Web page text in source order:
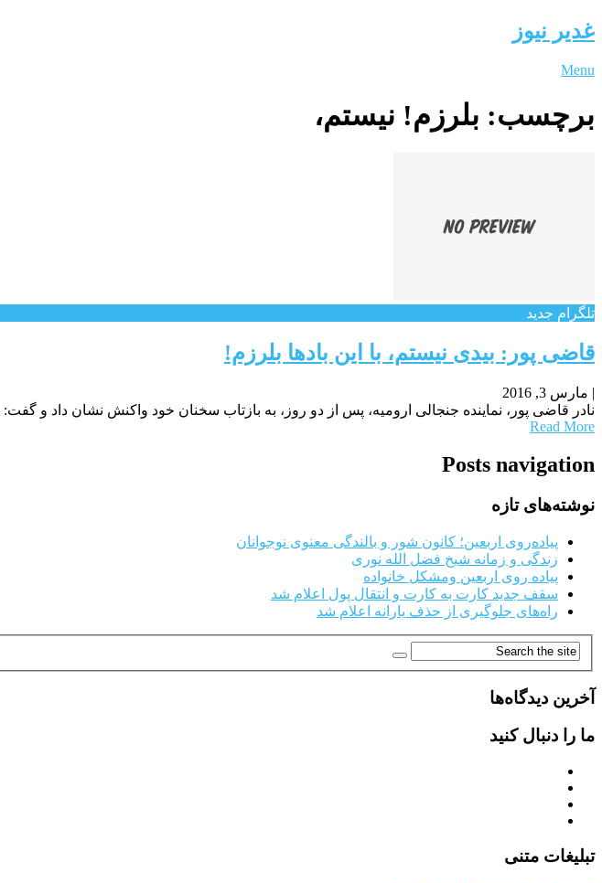
غدیر نیوز
Menu
برچسب: بلرزم! نیستم،
تلگرام جدید
قاضی پور: بیدی نیستم، با این بادها بلرزم!
| مارس 3, 2016
نادر قاضی پور، نماینده جنجالی ارومیه، پس از دو روز، به بازتاب سخنان خود واکنش نشان داد و
Read More
Posts navigation
نوشته‌های تازه
پیاده‌روی اربعین؛ کانون شور و بالندگی معنوی نوجوانان
زندگی و زمانه شیخ فضل الله نوری
پیاده روی اربعین ومشکل خانواده
سقف جدید کارت به کارت و انتقال پول اعلام شد
راه‌های جلوگیری از حذف یارانه اعلام شد
آخرین دیدگاه‌ها
ما را دنبال کنید
تبلیغات متنی